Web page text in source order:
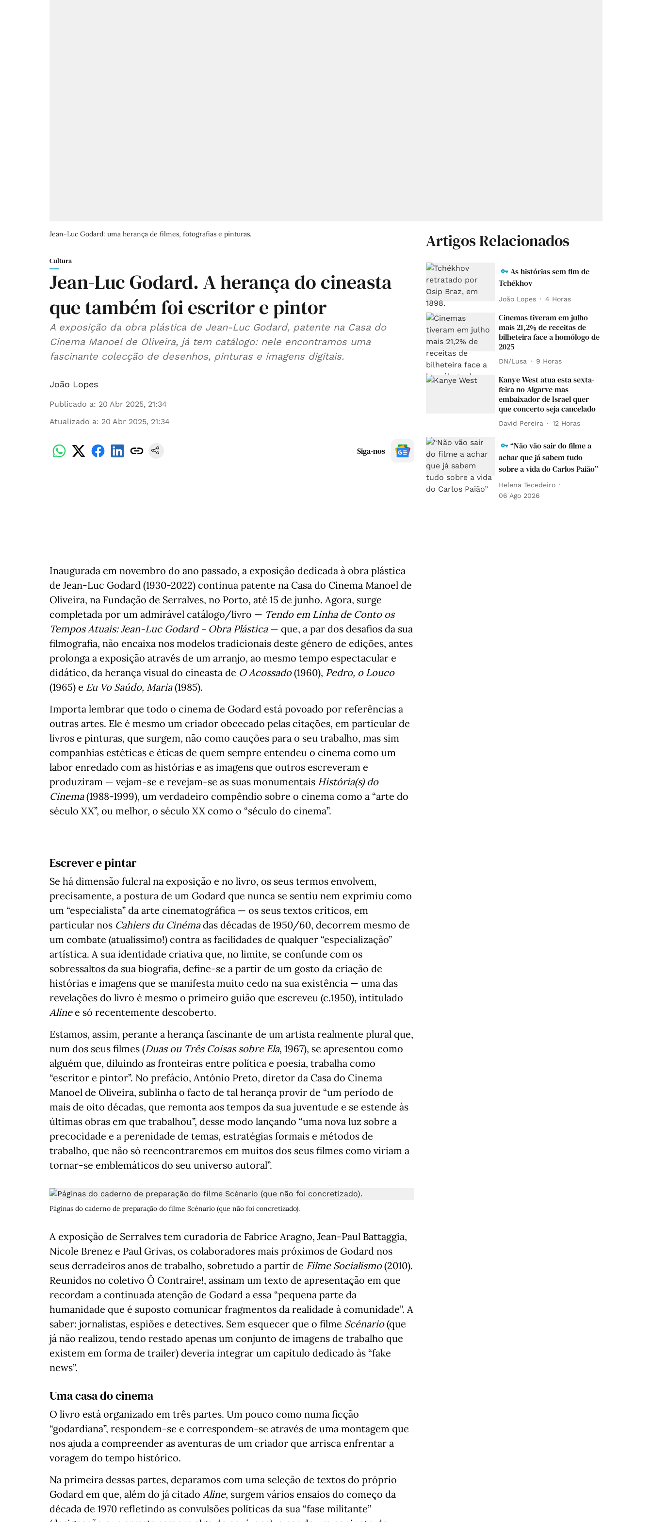
Jean-Luc Godard: uma herança de filmes, fotografias e pinturas.
Cultura
Jean-Luc Godard. A herança do cineasta
que também foi escritor e pintor
A exposição da obra plástica de Jean-Luc Godard, patente na Casa do
Cinema Manoel de Oliveira, já tem catálogo: nele encontramos uma
fascinante colecção de desenhos, pinturas e imagens digitais.
João Lopes
Publicado a: 20 Abr 2025, 21:34
Atualizado a: 20 Abr 2025, 21:34
Siga-nos
Inaugurada em novembro do ano passado, a exposição dedicada à obra plástica
de Jean-Luc Godard (1930-2022) continua patente na Casa do Cinema Manoel de
Oliveira, na Fundação de Serralves, no Porto, até 15 de junho. Agora, surge
completada por um admirável catálogo/livro — Tendo em Linha de Conto os
Tempos Atuais: Jean-Luc Godard - Obra Plástica— que, a par dos desafios da sua
filmografia, não encaixa nos modelos tradicionais deste género de edições, antes
prolonga a exposição através de um arranjo, ao mesmo tempo espectacular e
didático, da herança visual do cineasta de O Acossado(1960), Pedro, o Louco
(1965) e Eu Vo Saúdo, Maria(1985).
Importa lembrar que todo o cinema de Godard está povoado por referências a
outras artes. Ele é mesmo um criador obcecado pelas citações, em particular de
livros e pinturas, que surgem, não como cauções para o seu trabalho, mas sim
companhias estéticas e éticas de quem sempre entendeu o cinema como um
labor enredado com as histórias e as imagens que outros escreveram e
produziram — vejam-se e revejam-se as suas monumentais História(s) do
Cinema(1988-1999), um verdadeiro compêndio sobre o cinema como a “arte do
século XX”, ou melhor, o século XX como o “século do cinema”.
Escrever e pintar
Se há dimensão fulcral na exposição e no livro, os seus termos envolvem,
precisamente, a postura de um Godard que nunca se sentiu nem exprimiu como
um “especialista” da arte cinematográfica — os seus textos críticos, em
particular nos Cahiers du Cinémadas décadas de 1950/60, decorrem mesmo de
um combate (atualíssimo!) contra as facilidades de qualquer “especialização”
artística. A sua identidade criativa que, no limite, se confunde com os
sobressaltos da sua biografia, define-se a partir de um gosto da criação de
histórias e imagens que se manifesta muito cedo na sua existência — uma das
revelações do livro é mesmo o primeiro guião que escreveu (c.1950), intitulado
Alinee só recentemente descoberto.
Estamos, assim, perante a herança fascinante de um artista realmente plural que,
num dos seus filmes (Duas ou Três Coisas sobre Ela, 1967), se apresentou como
alguém que, diluindo as fronteiras entre política e poesia, trabalha como
“escritor e pintor”. No prefácio, António Preto, diretor da Casa do Cinema
Manoel de Oliveira, sublinha o facto de tal herança provir de “um período de
mais de oito décadas, que remonta aos tempos da sua juventude e se estende às
últimas obras em que trabalhou”, desse modo lançando “uma nova luz sobre a
precocidade e a perenidade de temas, estratégias formais e métodos de
trabalho, que não só reencontraremos em muitos dos seus filmes como viriam a
tornar-se emblemáticos do seu universo autoral”.
Páginas do caderno de preparação do filme Scénario (que não foi concretizado).
A exposição de Serralves tem curadoria de Fabrice Aragno, Jean-Paul Battaggia,
Nicole Brenez e Paul Grivas, os colaboradores mais próximos de Godard nos
seus derradeiros anos de trabalho, sobretudo a partir de Filme Socialismo(2010).
Reunidos no coletivo Ô Contraire!, assinam um texto de apresentação em que
recordam a continuada atenção de Godard a essa “pequena parte da
humanidade que é suposto comunicar fragmentos da realidade à comunidade”. A
saber: jornalistas, espiões e detectives. Sem esquecer que o filme Scénario(que
já não realizou, tendo restado apenas um conjunto de imagens de trabalho que
existem em forma de trailer) deveria integrar um capítulo dedicado às “fake
news”.
Uma casa do cinema
O livro está organizado em três partes. Um pouco como numa ficção
“godardiana”, respondem-se e correspondem-se através de uma montagem que
nos ajuda a compreender as aventuras de um criador que arrisca enfrentar a
voragem do tempo histórico.
Na primeira dessas partes, deparamos com uma seleção de textos do próprio
Godard em que, além do já citado Aline, surgem vários ensaios do começo da
década de 1970 refletindo as convulsões políticas da sua “fase militante”
Artigos Relacionados
As histórias sem fim de
Tchékhov
João Lopes 4 Horas
Cinemas tiveram em julho
mais 21,2% de receitas de
bilheteira face a homólogo de
2025
DN/Lusa 9 Horas
Kanye West atua esta sexta-
feira no Algarve mas
embaixador de Israel quer
que concerto seja cancelado
David Pereira 12 Horas
“Não vão sair do filme a
achar que já sabem tudo
sobre a vida do Carlos Paião”
Helena Tecedeiro
06 Ago 2026